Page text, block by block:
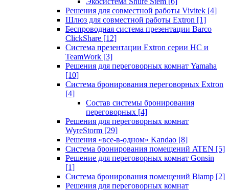
Решения для совместной работы Vivitek [4]
Шлюз для совместной работы Extron [1]
Беспроводная система презентации Barco
ClickShare [12]
Система презентации Extron серии HC и
TeamWork [3]
Решения для переговорных комнат Yamaha
[10]
Система бронирования переговорных Extron
[4]
Состав системы бронирования
переговорных [4]
Решения для переговорных комнат
WyreStorm [29]
Решения «все-в-одном» Kandao [8]
Система бронирования помещений ATEN [5]
Решение для переговорных комнат Gonsin
[1]
Система бронирования помещений Biamp [2]
Решения для переговорных комнат